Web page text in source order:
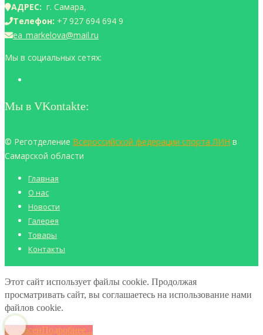
АДРЕС: г. Самара,
Телефон: +7 927 694 694 9
ea_markelova@mail.ru
Мы в социальных сетях:
Мы в VKontakte:
© Реготделение Всероссийской федерации спорта ЛИН в
Самарской области
Главная
О нас
Новости
Галерея
Товары
Контакты
Этот сайт использует файлы cookie. Продолжая
просматривать сайт, вы соглашаетесь на использование нами
файлов cookie.
СогласенПодробнее...